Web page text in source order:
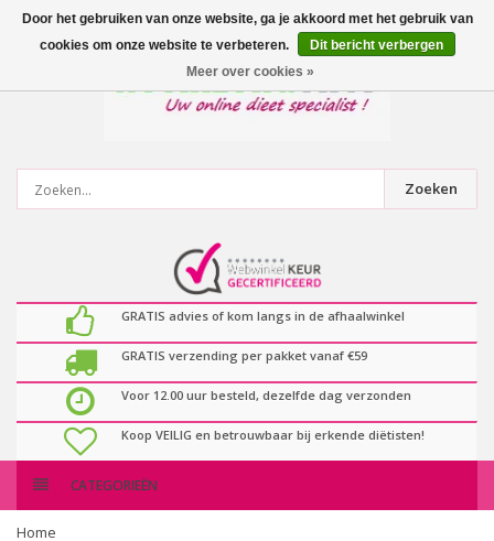
0artikelen
Zoeken
GRATIS advies of kom langs in de afhaalwinkel
GRATIS verzending per pakket vanaf €59
Voor 12.00 uur besteld, dezelfde dag verzonden
Koop VEILIG en betrouwbaar bij erkende diëtisten!
CATEGORIEËN
Home
Door het gebruiken van onze website, ga je akkoord met het gebruik van
cookies om onze website te verbeteren.
Dit bericht verbergen
Meer over cookies »